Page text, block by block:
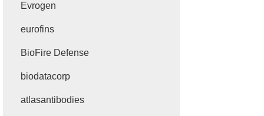
Evrogen
eurofins
BioFire Defense
biodatacorp
atlasantibodies